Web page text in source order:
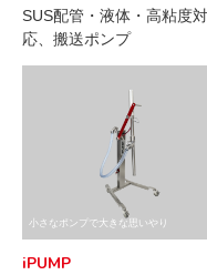
SUS配管・液体・高粘度対
応、搬送ポンプ
小さなポンプで大きな思いやり
iPUMP